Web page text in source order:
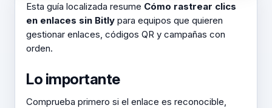
Esta guía localizada resume Cómo rastrear clics
en enlaces sin Bitly para equipos que quieren
gestionar enlaces, códigos QR y campañas con
orden.
Lo importante
Comprueba primero si el enlace es reconocible,